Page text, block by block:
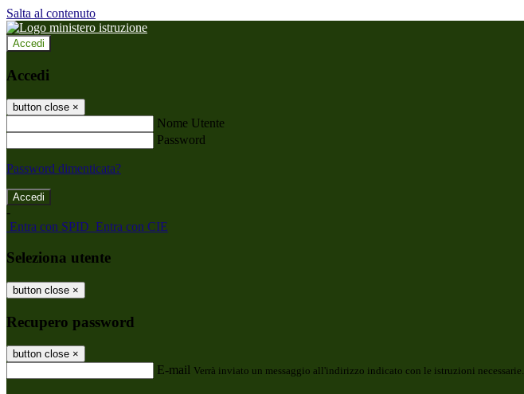
Salta al contenuto
Accedi
Accedi
button close ×
Nome Utente
Password
Password dimenticata?
-
Entra con SPID Entra con CIE
Seleziona utente
button close ×
Recupero password
button close ×
E-mail Verrà inviato un messaggio all'indirizzo indicato con le istruzioni necessarie.